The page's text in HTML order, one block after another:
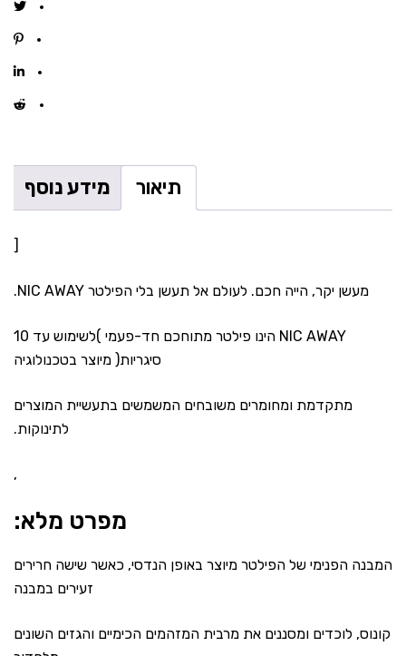
תיאור מידע נוסף
[
מעשן יקר, הייה חכם. לעולם אל תעשן בלי הפילטר NIC AWAY.
NIC AWAY הינו פילטר מתוחכם חד-פעמי )לשימוש עד 10
סיגריות( מיוצר בטכנולוגיה
מתקדמת ומחומרים משובחים המשמשים בתעשיית המוצרים
לתינוקות.
,
מפרט מלא:
המבנה הפנימי של הפילטר מיוצר באופן הנדסי, כאשר שישה חרירים
זעירים במבנה
קונוס, לוכדים ומסננים את מרבית המזהמים הכימיים והגזים השונים